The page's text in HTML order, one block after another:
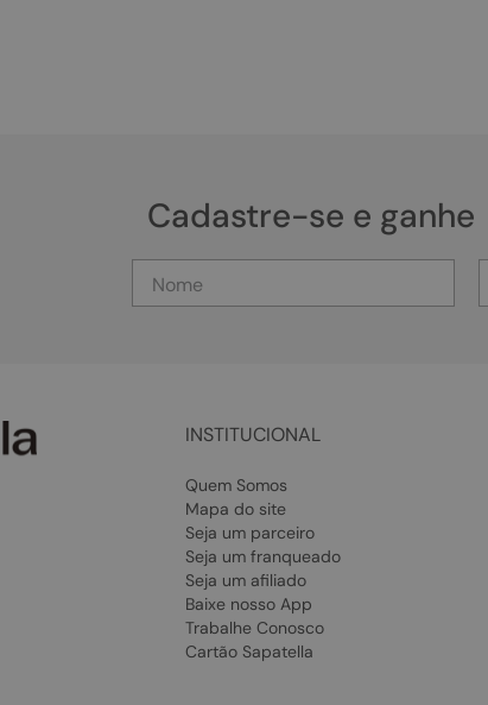
Cadastre-se e ganhe
INSTITUCIONAL
Quem Somos
Mapa do site
Seja um parceiro
Seja um franqueado
Seja um afiliado
Baixe nosso App
Trabalhe Conosco
Cartão Sapatella